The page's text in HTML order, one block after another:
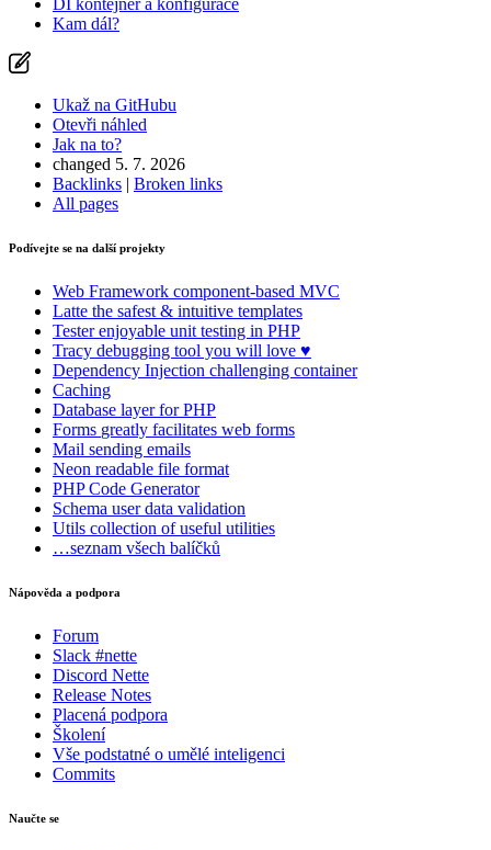
Našli jste na této stránce problém?
Otevři náhled
Kam dál?
Ukaž na GitHubu
Otevři náhled
Jak na to?
changed 5. 7. 2026
Backlinks | Broken links
All pages
Podívejte se na další projekty
Web Framework component-based MVC
Latte the safest & intuitive templates
Testerenjoyable unit testing in PHP
Tracy debugging tool you will love ♥
Dependency Injection challenging container
Caching
Database layer for PHP
Forms greatly facilitates web forms
Mail sending emails
Neon readable file format
PHP Code Generator
Schema user data validation
Utils collection of useful utilities
…seznam všech balíčků
Nápověda a podpora
Forum
Slack #nette
Discord Nette
Release Notes
Placená podpora
Školení
Vše podstatné o umělé inteligenci
Commits
Naučte se